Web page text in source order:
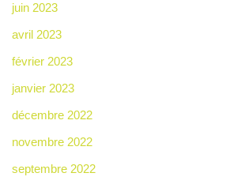
juin 2023
avril 2023
février 2023
janvier 2023
décembre 2022
novembre 2022
septembre 2022